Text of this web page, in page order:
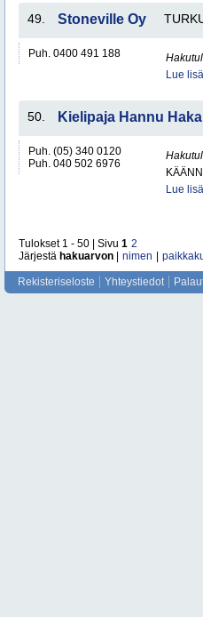
49. Stoneville Oy
Puh. 0400 491 188
Lue
50. Kielipaja Hannu
Puh. (05) 340 0120
Puh. 040 502 6976
Lue
Tulokset 1 - 50 | Sivu 1 2
Järjestä hakuarvon nimen
Rekisteriseloste Yhteystiedot